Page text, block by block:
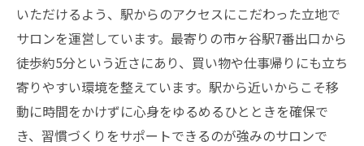
いただけるよう、駅からのアクセスにこだわった立地で
サロンを運営しています。最寄りの市ヶ谷駅7番出口から
徒歩約5分という近さにあり、買い物や仕事帰りにも立ち
寄りやすい環境を整えています。駅から近いからこそ移
動に時間をかけずに心身をゆるめるひとときを確保で
き、習慣づくりをサポートできるのが強みのサロンで